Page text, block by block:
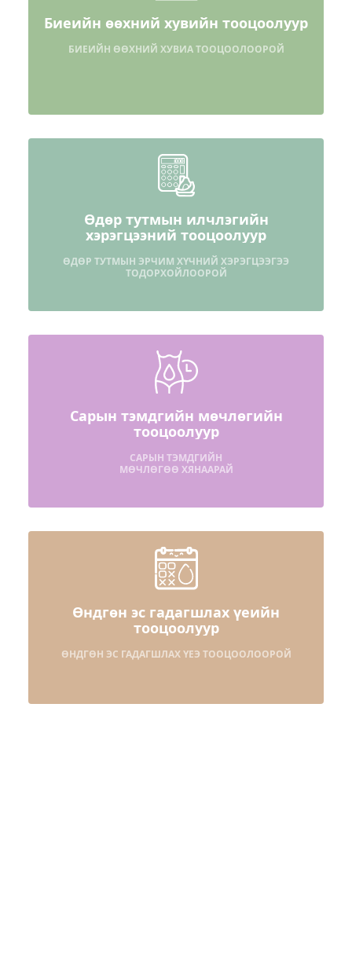
Биеийн өөхний хувийн тооцоолуур
БИЕИЙН ӨӨХНИЙ ХУВИА ТООЦООЛООРОЙ
Өдөр тутмын илчлэгийн
хэрэгцээний тооцоолуур
ӨДӨР ТУТМЫН ЭРЧИМ ХҮЧНИЙ ХЭРЭГЦЭЭГЭЭ
ТОДОРХОЙЛООРОЙ
Сарын тэмдгийн мөчлөгийн
тооцоолуур
САРЫН ТЭМДГИЙН
МӨЧЛӨГӨӨ ХЯНААРАЙ
Өндгөн эс гадагшлах үеийн
тооцоолуур
ӨНДГӨН ЭС ГАДАГШЛАХ ҮЕЭ ТООЦООЛООРОЙ